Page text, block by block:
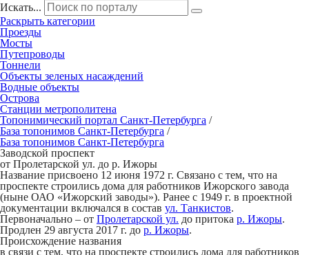
Искать...
Раскрыть категории
Проезды
Мосты
Путепроводы
Тоннели
Объекты зеленых насаждений
Водные объекты
Острова
Станции метрополитена
Топонимический портал Санкт-Петербурга /
База топонимов Санкт-Петербурга /
База топонимов Санкт-Петербурга
Заводской проспект
от Пролетарской ул. до р. Ижоры
Название присвоено 12 июня 1972 г. Связано с тем, что на
проспекте строились дома для работников Ижорского завода
(ныне ОАО «Ижорский заводы»). Ранее с 1949 г. в проектной
документации включался в состав ул. Танкистов.
Первоначально – от Пролетарской ул. до притока р. Ижоры.
Продлен 29 августа 2017 г. до р. Ижоры.
Происхождение названия
в связи с тем, что на проспекте строились дома для работников